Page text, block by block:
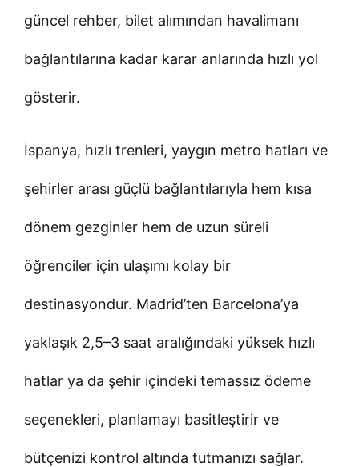
güncel rehber, bilet alımından havalimanı
bağlantılarına kadar karar anlarında hızlı yol
gösterir.
İspanya, hızlı trenleri, yaygın metro hatları ve
şehirler arası güçlü bağlantılarıyla hem kısa
dönem gezginler hem de uzun süreli
öğrenciler için ulaşımı kolay bir
destinasyondur. Madrid’ten Barcelona’ya
yaklaşık 2,5–3 saat aralığındaki yüksek hızlı
hatlar ya da şehir içindeki temassız ödeme
seçenekleri, planlamayı basitleştirir ve
bütçenizi kontrol altında tutmanızı sağlar.